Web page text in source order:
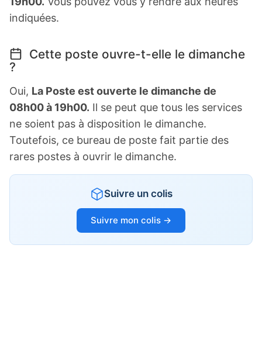
indiquées.
Cette poste ouvre-t-elle le dimanche
?
Oui, La Poste est ouverte le dimanche de
08h00 à 19h00. Il se peut que tous les services
ne soient pas à disposition le dimanche.
Toutefois, ce bureau de poste fait partie des
rares postes à ouvrir le dimanche.
Suivre un colis
Suivre mon colis →